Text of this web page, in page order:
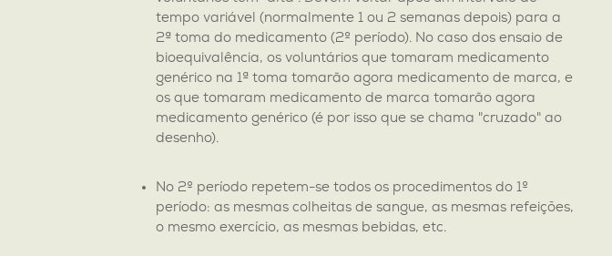
tempo variável (normalmente 1 ou 2 semanas depois) para a
2ª toma do medicamento (2º período). No caso dos ensaio de
bioequivalência, os voluntários que tomaram medicamento
genérico na 1ª toma tomarão agora medicamento de marca, e
os que tomaram medicamento de marca tomarão agora
medicamento genérico (é por isso que se chama "cruzado" ao
desenho).
No 2º período repetem-se todos os procedimentos do 1º
período: as mesmas colheitas de sangue, as mesmas refeições,
o mesmo exercício, as mesmas bebidas, etc.